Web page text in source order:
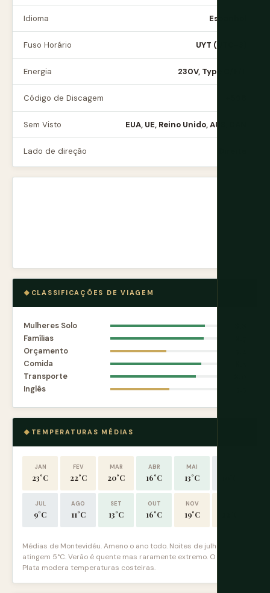
Idioma Espanhol
Fuso Horário UYT (UTC-3)
Energia 230V, Type C/F/L
Código de Discagem
Sem Visto EUA, UE, Reino Unido, AUS, CAN
Lado de direção
CLASSIFICAÇÕES DE VIAGEM
Mulheres Solo
Famílias
Orçamento
Comida
Transporte
Inglês
TEMPERATURAS MÉDIAS
JAN
23°C
FEV
22°C
MAR
20°C
ABR
16°C
MAI
13°C
JUL
9°C
AGO
11°C
SET
13°C
OUT
16°C
NOV
19°C
Médias de Montevidéu. Ameno o ano todo. Noites de julho
atingem 5°C. Verão é quente mas raramente extremo. O Río de la
Plata modera temperaturas costeiras.